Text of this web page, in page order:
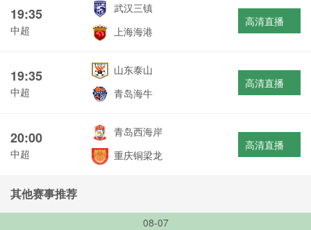
19:35
中超
武汉三镇
上海海港
高清直播
19:35
中超
山东泰山
青岛海牛
高清直播
20:00
中超
青岛西海岸
重庆铜梁龙
高清直播
其他赛事推荐
08-07